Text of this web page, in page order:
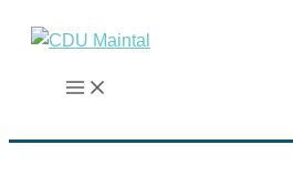
Inhalt
springen